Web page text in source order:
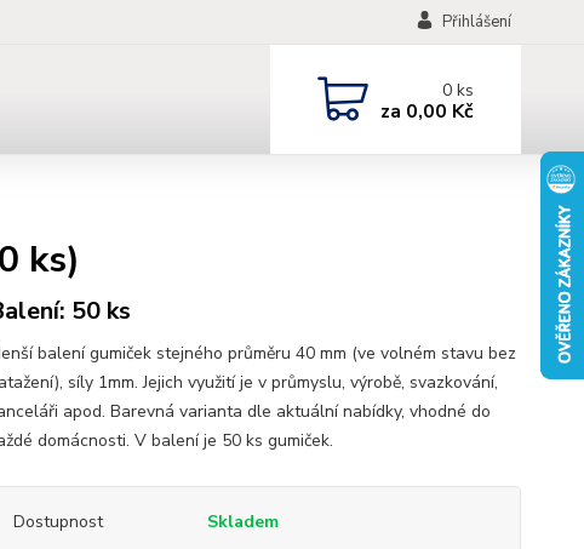
Přihlášení
0ks
za 0,00 Kč
ks)
50 ks
balení gumiček stejného průměru 40 mm (ve volném stavu bez
síly 1mm. Jejich využití je v průmyslu, výrobě, svazkování,
apod. Barevná varianta dle aktuální nabídky, vhodné do
domácnosti. V balení je 50 ks gumiček.
Dostupnost
Skladem